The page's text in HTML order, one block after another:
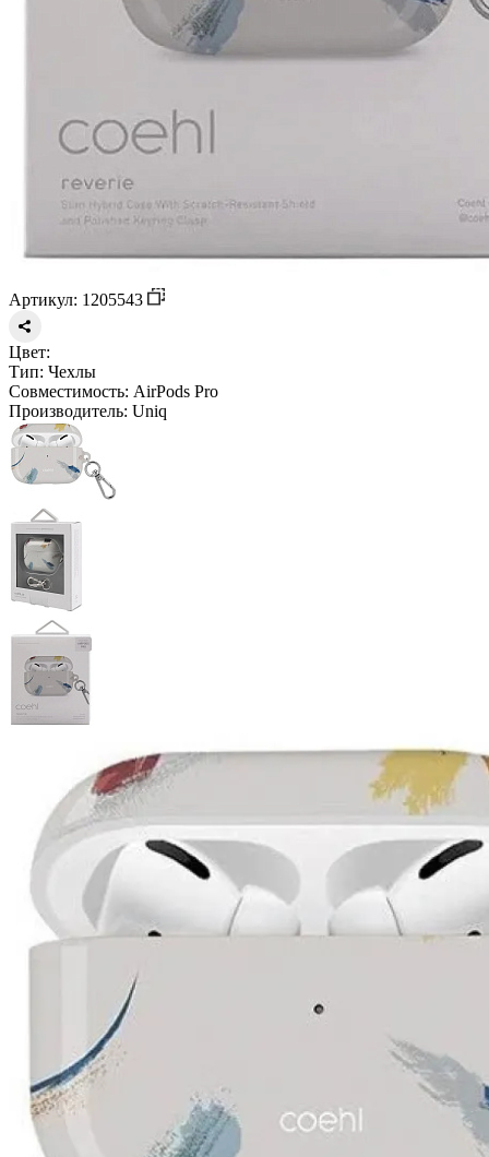
Артикул: 1205543
Цвет:
Тип: Чехлы
Совместимость: AirPods Pro
Производитель: Uniq